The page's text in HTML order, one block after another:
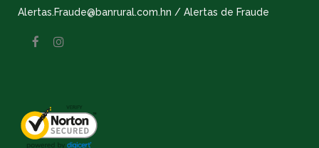
Alertas.Fraude@banrural.com.hn / Alertas de Fraude